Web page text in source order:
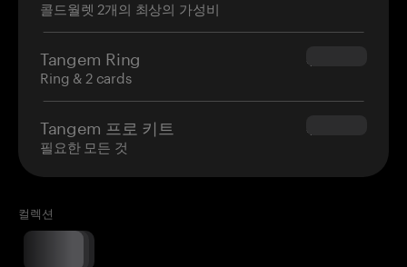
콜드월렛 2개의 최상의 가성비
Tangem Ring
Ring & 2 cards
$160.00
Tangem 프로 키트
필요한 모든 것
$180.00
컬렉션